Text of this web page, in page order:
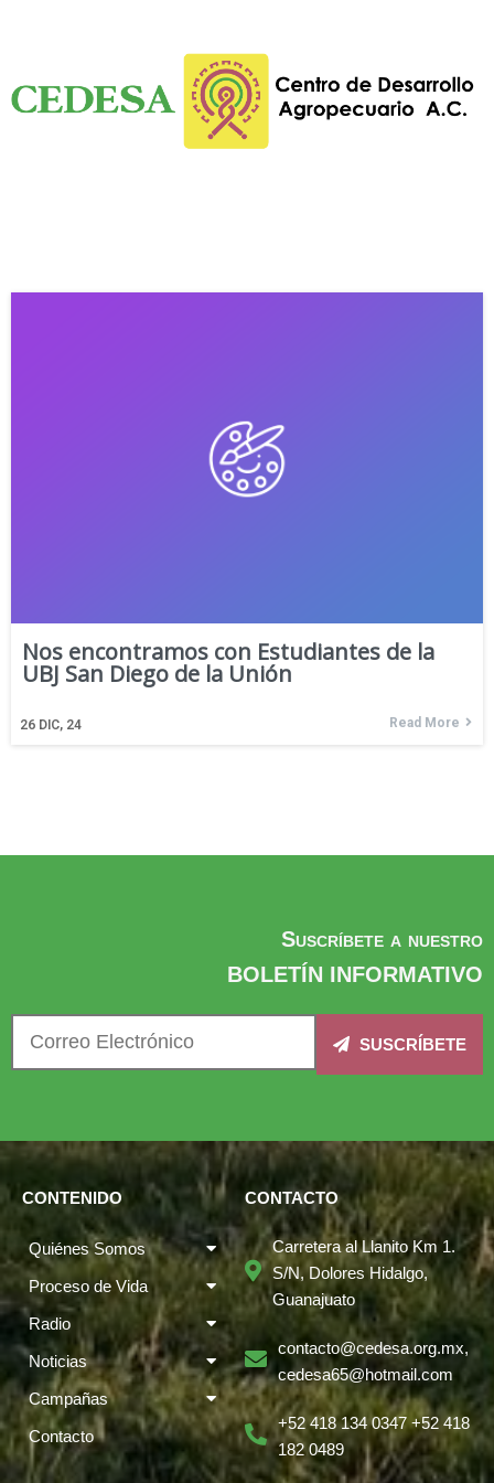
Nos encontramos con Estudiantes de la
UBJ San Diego de la Unión
26 DIC, 24 Read More
Suscríbete a nuestro
BOLETÍN INFORMATIVO
SUSCRÍBETE
CONTENIDO
Quiénes Somos
Proceso de Vida
Radio
Noticias
Campañas
Contacto
CONTACTO
Carretera al Llanito Km 1.
S/N, Dolores Hidalgo,
Guanajuato
contacto@cedesa.org.mx,
cedesa65@hotmail.com
+52 418 134 0347 +52 418
182 0489